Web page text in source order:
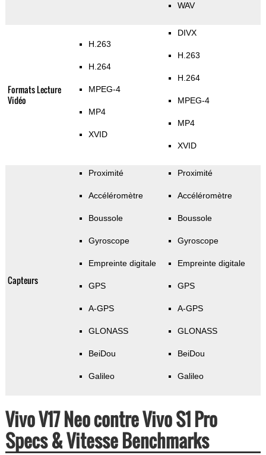
WAV
Formats Lecture
Vidéo
H.263
H.264
MPEG-4
MP4
XVID
DIVX
H.263
H.264
MPEG-4
MP4
XVID
Capteurs
Proximité
Accéléromètre
Boussole
Gyroscope
Empreinte digitale
GPS
A-GPS
GLONASS
BeiDou
Galileo
Proximité
Accéléromètre
Boussole
Gyroscope
Empreinte digitale
GPS
A-GPS
GLONASS
BeiDou
Galileo
Vivo V17 Neo contre Vivo S1 Pro
Specs & Vitesse Benchmarks